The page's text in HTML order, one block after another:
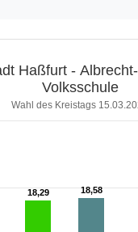
Haßfurt -
Volksschule
Wahl des Kreistags
18,29
18,29 18,58
18,58